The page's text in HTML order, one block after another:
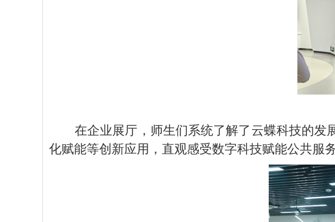
在企业展厅，师生们系统了解了云蝶科技的发
化赋能等创新应用，直观感受数字科技赋能公共服